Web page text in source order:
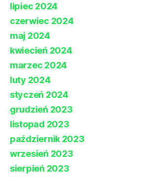
lipiec 2024
czerwiec 2024
maj 2024
kwiecień 2024
marzec 2024
luty 2024
styczeń 2024
grudzień 2023
listopad 2023
październik 2023
wrzesień 2023
sierpień 2023